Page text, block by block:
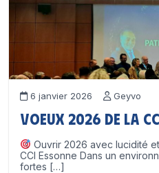
6 janvier 2026 Geyvo
Voeux 2026 de la
Ouvrir 2026 avec lucidité
CCI Essonne Dans un
fortes […]